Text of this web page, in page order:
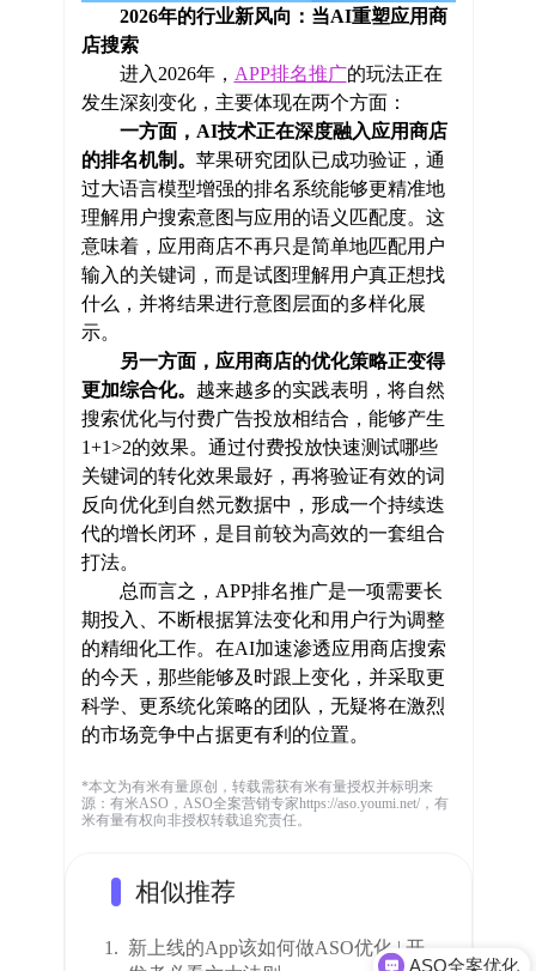
2026年的行业新风向：当AI重塑应用商
店搜索
进入2026年， APP排名推广的玩法正在
发生深刻变化，主要体现在两个方面：
一方面，AI技术正在深度融入应用商店
的排名机制。 苹果研究团队已成功验证，通
过大语言模型增强的排名系统能够更精准地
理解用户搜索意图与应用的语义匹配度。这
意味着，应用商店不再只是简单地匹配用户
输入的关键词，而是试图理解用户真正想找
什么，并将结果进行意图层面的多样化展
示。
另一方面，应用商店的优化策略正变得
更加综合化。 越来越多的实践表明，将自然
搜索优化与付费广告投放相结合，能够产生
1+1>2的效果。通过付费投放快速测试哪些
关键词的转化效果最好，再将验证有效的词
反向优化到自然元数据中，形成一个持续迭
代的增长闭环，是目前较为高效的一套组合
打法。
总而言之，APP排名推广是一项需要长
期投入、不断根据算法变化和用户行为调整
的精细化工作。在AI加速渗透应用商店搜索
的今天，那些能够及时跟上变化，并采取更
科学、更系统化策略的团队，无疑将在激烈
的市场竞争中占据更有利的位置。
*本文为有米有量原创，转载需获有米有量授权并标明来
源：有米ASO，ASO全案营销专家https://aso.youmi.net/，有
米有量有权向非授权转载追究责任。
相似推荐
1. 新上线的App该如何做ASO优化 | 开
ASO全案优化